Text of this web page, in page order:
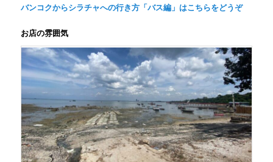
バンコクからシラチャへの行き方「バス編」はこちらをどうぞ
お店の雰囲気